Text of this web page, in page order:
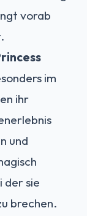
vorab
im
ihr
und
der sie
brechen.